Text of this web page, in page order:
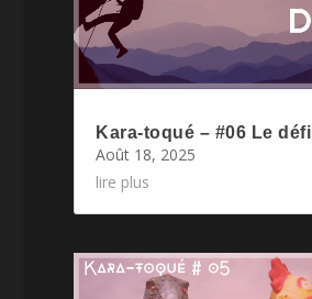
Kara-toqué – #06 Le défi
Août 18, 2025
lire plus